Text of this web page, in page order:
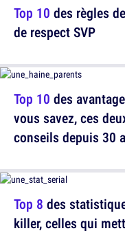
Top 10 des règles
de respect SVP
Top 8 des
killer, celles qui
Top 10 des
vous savez, ces
conseils depuis 30